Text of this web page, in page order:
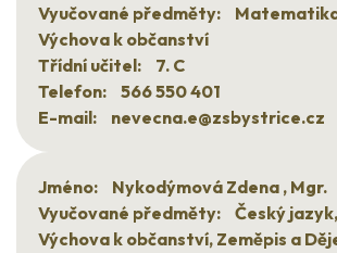
Vyučované předměty:
Výchova k občanství
Třídní učitel:
7. C
Telefon:
566 550 401
E-mail:
nevecna.e@zsbystrice.cz
Jméno:
Nykodýmová Zdena , Mgr.
Vyučované předměty:
Český
Výchova k občanství, Zeměpis a